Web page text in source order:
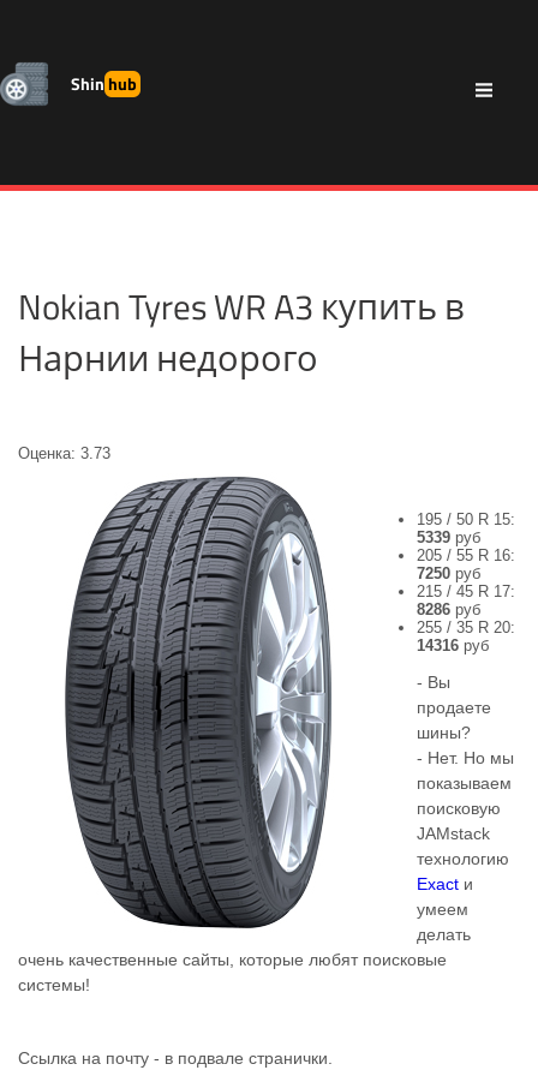
Shinhub
Nokian Tyres WR A3 купить в
Нарнии недорого
Оценка: 3.73
195 / 50 R 15:
5339 руб
205 / 55 R 16:
7250 руб
215 / 45 R 17:
8286 руб
255 / 35 R 20:
14316 руб
- Вы
продаете
шины?
- Нет. Но мы
показываем
поисковую
JAMstack
технологию
Exact и
умеем
делать
очень качественные сайты, которые любят поисковые
системы!
Ссылка на почту - в подвале странички.